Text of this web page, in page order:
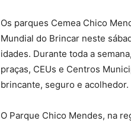
Os parques Cemea Chico
Mundial do Brincar neste
idades. Durante toda a
praças, CEUs e Centros
brincante, seguro e acolhedor.
O Parque Chico Mendes, na